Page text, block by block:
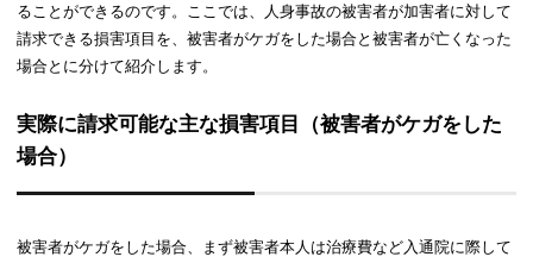
ることができるのです。ここでは、人身事故の被害者が加害者に対して
請求できる損害項目を、被害者がケガをした場合と被害者が亡くなった
場合とに分けて紹介します。
実際に請求可能な主な損害項目（被害者がケガをした
場合）
被害者がケガをした場合、まず被害者本人は治療費など入通院に際して